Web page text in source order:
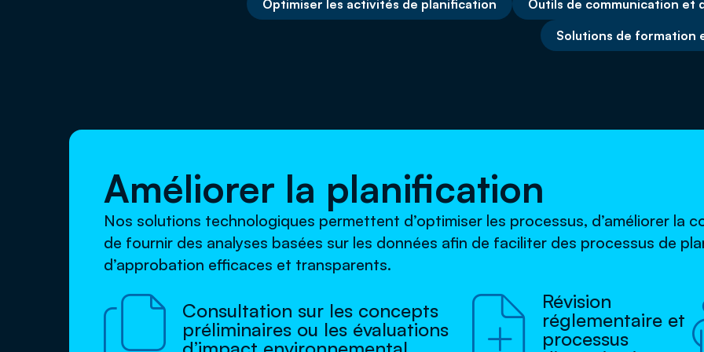
Optimiser les activités de planification
Outils de communication et
Solutions de formation
Améliorer la planification
Nos solutions technologiques permettent d’optimiser les processus, d’améliorer la
de fournir des analyses basées sur les données afin de faciliter des processus de
d’approbation efficaces et transparents.

Consultation sur les concepts
préliminaires ou les évaluations

Révision
réglementaire et
processus